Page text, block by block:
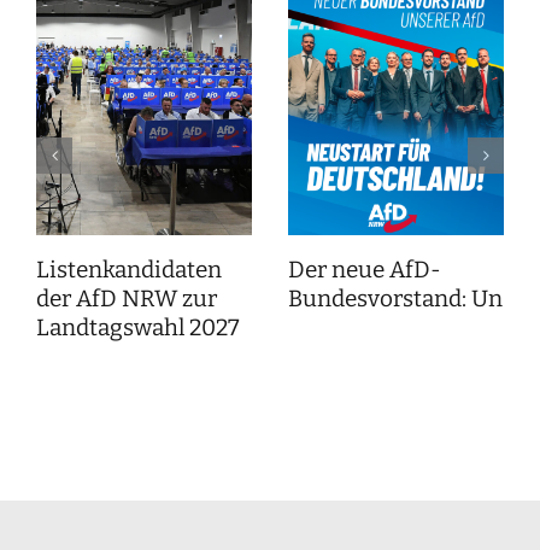
Listenkandidaten
der AfD NRW zur
Landtagswahl 2027
Der neue AfD-
Bundesvorstand: